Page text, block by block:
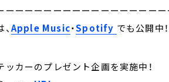
ーーーーーーーーーーーーーーーー
Apple Music・Spotify でも公開中！
カーのプレゼント企画を実施中！